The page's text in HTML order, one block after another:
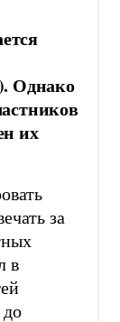
Однако
их
за
в
до